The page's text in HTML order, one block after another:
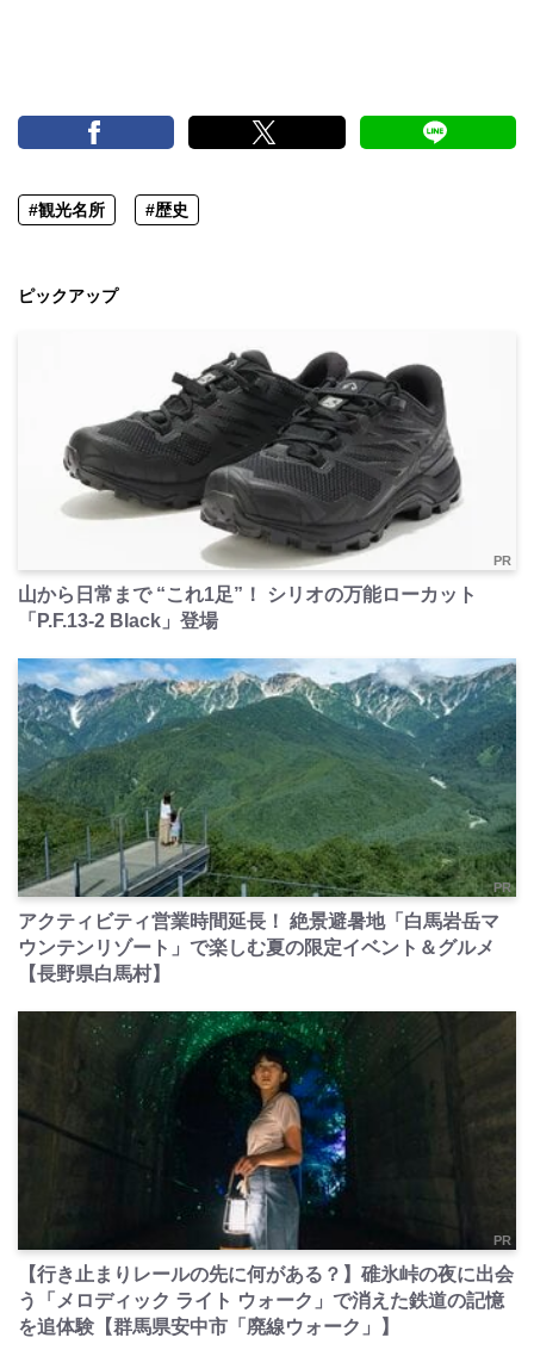
#観光名所 #歴史
ピックアップ
PR
山から日常まで “これ1足”！ シリオの万能ローカット
「P.F.13-2 Black」登場
PR
アクティビティ営業時間延長！ 絶景避暑地「白馬岩岳マ
ウンテンリゾート」で楽しむ夏の限定イベント＆グルメ
【長野県白馬村】
PR
【行き止まりレールの先に何がある？】碓氷峠の夜に出会
う「メロディック ライト ウォーク」で消えた鉄道の記憶
を追体験【群馬県安中市「廃線ウォーク」】